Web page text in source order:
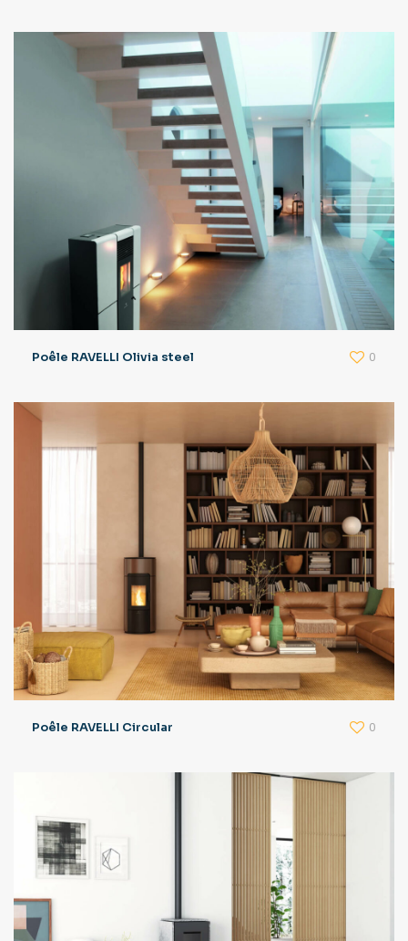
Poêle RAVELLI Olivia steel 0
Poêle RAVELLI Circular 0